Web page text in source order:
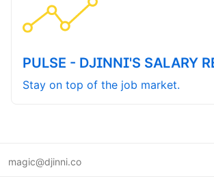
PULSE - DJINNI'S SALARY
Stay on top of the job market.
magic@djinni.co